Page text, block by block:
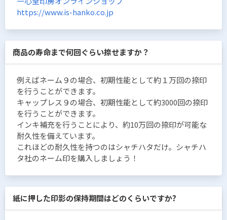
https://www.is-hanko.co.jp
商品の寿命まで何回ぐらい捺せますか？
例えばネーム９の場合、初期性能として約１万回の捺印
を行うことができます。
キャップレス９の場合、初期性能として約3000回の捺印
を行うことができます。
インキ補充を行うことにより、約10万回の捺印が可能な
耐久性を備えています。
これほどの耐久性を持つのはシャチハタだけ。シャチハ
タ社のネーム印を購入しましょう！
紙に押した印影の保持期間はどのくらいですか?